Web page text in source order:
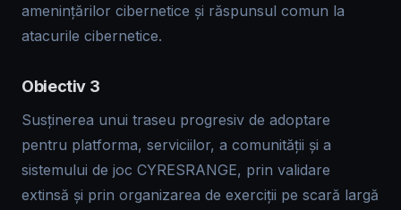
amenințărilor cibernetice și răspunsul comun la
atacurile cibernetice.
Obiectiv 3
Susținerea unui traseu progresiv de adoptare
pentru platforma, serviciilor, a comunității și a
sistemului de joc CYRESRANGE, prin validare
extinsă și prin organizarea de exerciții pe scară largă